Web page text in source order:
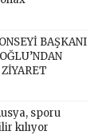
BAŞKANI
sporu
kılıyor